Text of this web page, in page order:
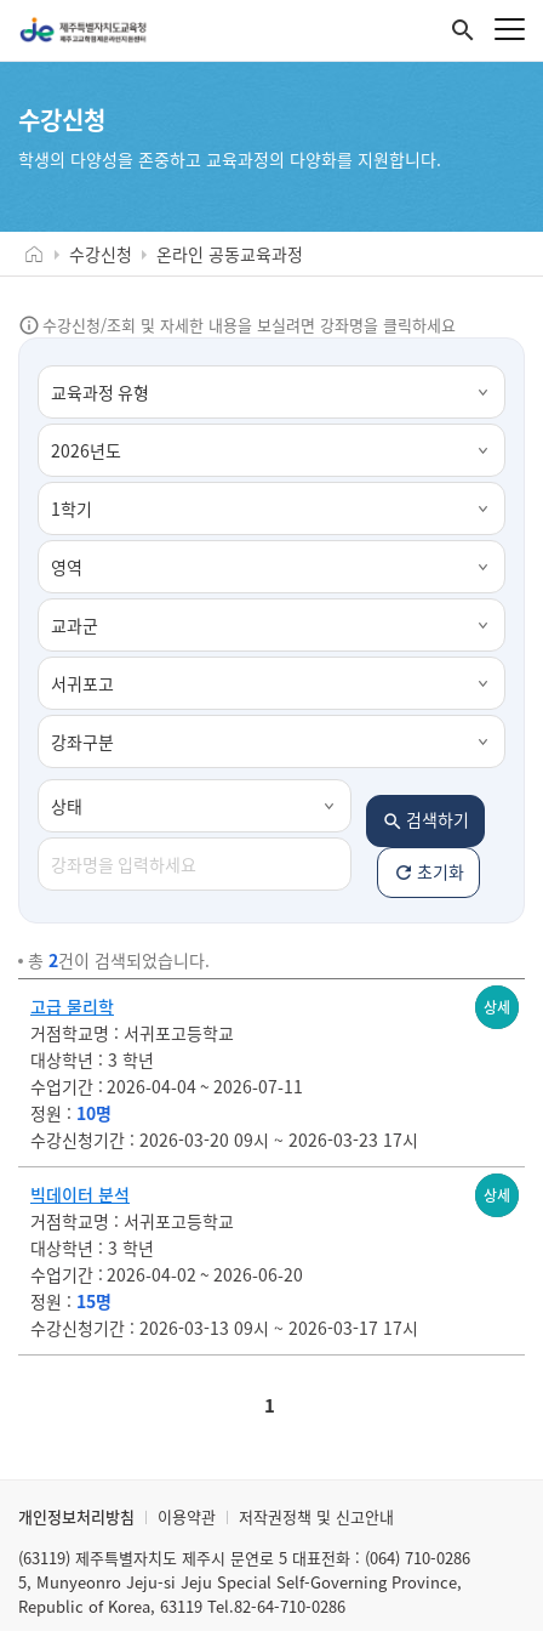
search
수강신청
학생의 다양성을 존중하고 교육과정의 다양화를 지원합니다.
수강신청 온라인 공동교육과정
수강신청/조회 및 자세한 내용을 보실려면 강좌명을 클릭하세요
검색하기
초기화
총 2건이 검색되었습니다.
고급 물리학
거점학교명
서귀포고등학교
대상학년
3 학년
수업기간 2026-04-04 ~ 2026-07-11
정원
10명
수강신청기간
2026-03-20 09시 ~ 2026-03-23 17시
마감
상세
빅데이터 분석
거점학교명
서귀포고등학교
대상학년
3 학년
수업기간 2026-04-02 ~ 2026-06-20
정원
15명
수강신청기간
2026-03-13 09시 ~ 2026-03-17 17시
마감
상세
1
개인정보처리방침 이용약관
저작권정책 및 신고안내
(63119) 제주특별자치도 제주시 문연로 5 대표전화 : (064) 710-0286
5, Munyeonro Jeju-si Jeju Special Self-Governing Province,
Republic of Korea, 63119 Tel.82-64-710-0286